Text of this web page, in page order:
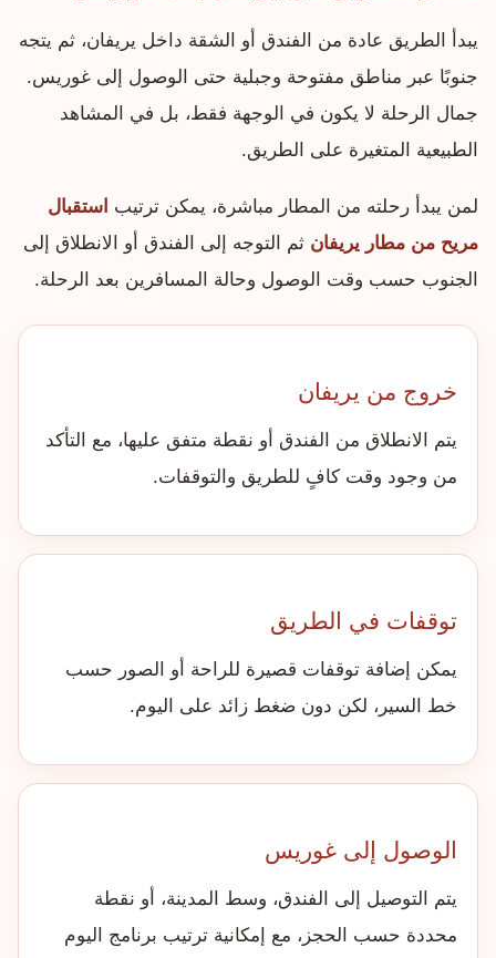
يبدأ الطريق عادة من الفندق أو الشقة داخل يريفان، ثم يتجه
جنوبًا عبر مناطق مفتوحة وجبلية حتى الوصول إلى غوريس.
جمال الرحلة لا يكون في الوجهة فقط، بل في المشاهد
الطبيعية المتغيرة على الطريق.
لمن يبدأ رحلته من المطار مباشرة، يمكن ترتيب استقبال
مريح من مطار يريفان ثم التوجه إلى الفندق أو الانطلاق إلى
الجنوب حسب وقت الوصول وحالة المسافرين بعد الرحلة.
خروج من يريفان
يتم الانطلاق من الفندق أو نقطة متفق عليها، مع التأكد
من وجود وقت كافٍ للطريق والتوقفات.
توقفات في الطريق
يمكن إضافة توقفات قصيرة للراحة أو الصور حسب
خط السير، لكن دون ضغط زائد على اليوم.
الوصول إلى غوريس
يتم التوصيل إلى الفندق، وسط المدينة، أو نقطة
محددة حسب الحجز، مع إمكانية ترتيب برنامج اليوم